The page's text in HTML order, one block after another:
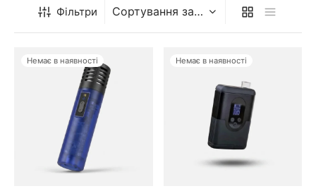
Кому підійде Arizer
Якщо смак для вас важливіший за компактність будь-якою
ціною, Arizer буде близьким по духу. Скляні трубки трохи
вимагають обережності, зате віддячують чистотою затяжки,
до якої швидко звикаєш. Бренд заслужив репутацію
надійного й невибагливого в догляді – саме за це його й
радять новачкам, які хочуть відразу почути «правильний»
смак. У розділі – актуальні моделі з гарантією.
Фільтри
Немає в наявності Немає в наявності